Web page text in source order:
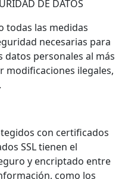
DE DATOS
todas las medidas
necesarias para
personales al más
modificaciones ilegales,
con certificados
SSL tienen el
y encriptado entre
como los